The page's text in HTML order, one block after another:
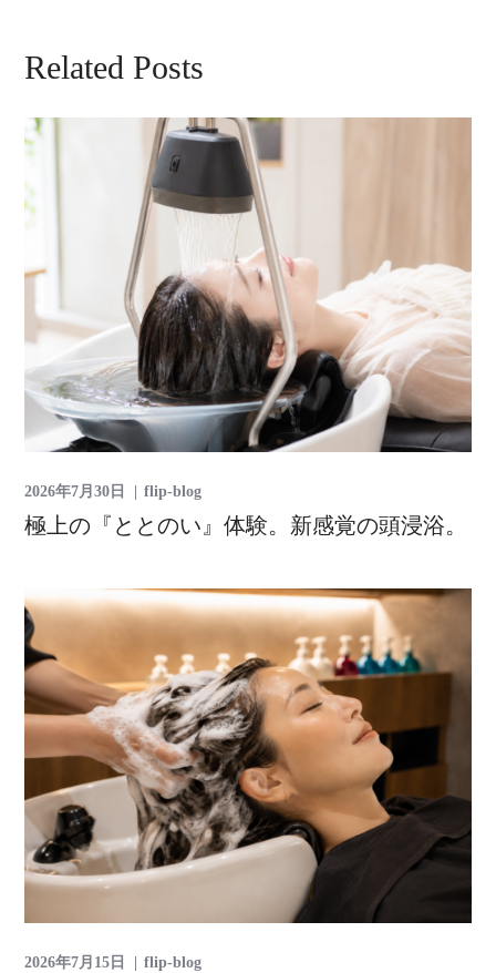
Related Posts
2026年7月30日 flip-blog
極上の『ととのい』体験。新感覚の頭浸浴。
2026年7月15日 flip-blog